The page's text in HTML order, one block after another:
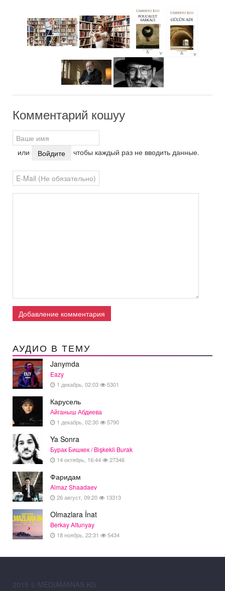
Комментарий кошуу
или Войдите чтобы каждый раз не вводить данные.
Добавление комментария
АУДИО В ТЕМУ
Janymda
Eazy
1 декабрь, 02:03 5301
Карусель
Айганыш Абдиева
1 декабрь, 02:30 5790
Ya Sonra
Бурак Бишкек / Bişkekli Burak
14 октябрь, 16:44 27346
Фаридам
Almaz Shaadaev
26 август, 09:20 13313
Olmazlara İnat
Berkay Altunyay
18 ноябрь, 22:31 5434
2015 © MEDIAMANAS.KG.